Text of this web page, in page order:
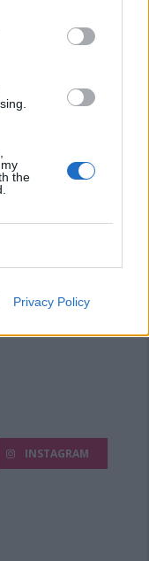
the
Privacy Policy
il '98' Riccardo Fiori
argentino…
INSTAGRAM